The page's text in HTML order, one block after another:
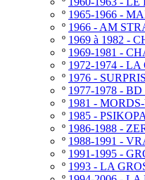
º 1965-1966 -
º 1966 - AM
º 1969 à 1982 -
º 1969-1981 -
º 1972-1974 -
º 1976 -
º 1977-1978 -
º 1981 -
º 1985 -
º 1986-1988 -
º 1988-1991 -
º 1991-1995 -
º 1993 - LA